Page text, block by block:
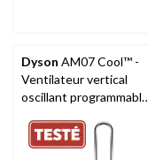
Dyson AM07 Cool™ -
Ventilateur vertical
oscillant programmable
10 vitesses,
blanc/argent